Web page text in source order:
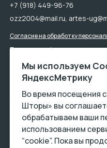
+7 (918) 449-96-76
ozz2004@mail.ru, artes-
Согласие на обработку
Политика конфиденциальности
Обращаем Ваше внимание на то,
исключительно информационный
Мы используем
ЯндексМетрику
Во время посещения
Шторы» вы
обрабатываем ваши
использованием
“cookie”. Пока вы